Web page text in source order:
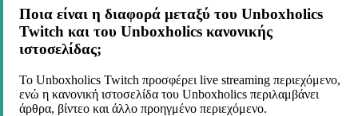
Ποια είναι η διαφορά μεταξύ του Unboxholics
Twitch και του Unboxholics κανονικής
ιστοσελίδας;
Το Unboxholics Twitch προσφέρει live streaming περιεχόμενο,
ενώ η κανονική ιστοσελίδα του Unboxholics περιλαμβάνει
άρθρα, βίντεο και άλλο προηγμένο περιεχόμενο.